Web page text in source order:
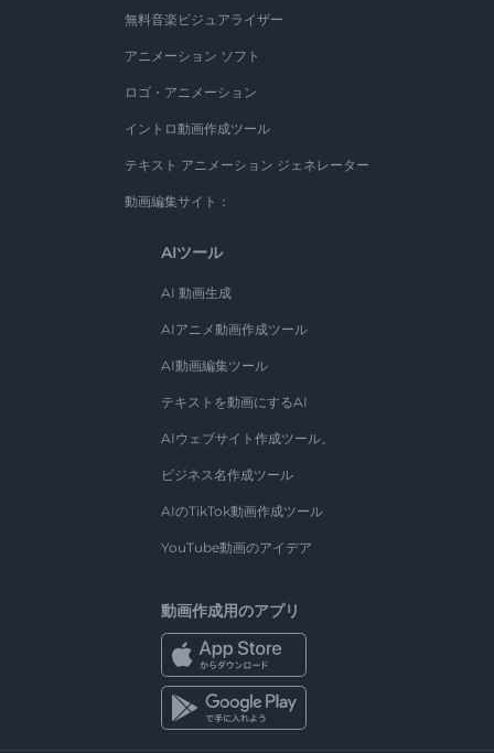
無料音楽ビジュアライザー
アニメーション ソフト
ロゴ・アニメーション
イントロ動画作成ツール
テキスト アニメーション ジェネレーター
動画編集サイト：
AIツール
AI 動画生成
AIアニメ動画作成ツール
AI動画編集ツール
テキストを動画にするAI
AIウェブサイト作成ツール。
ビジネス名作成ツール
AIのTikTok動画作成ツール
YouTube動画のアイデア
動画作成用のアプリ